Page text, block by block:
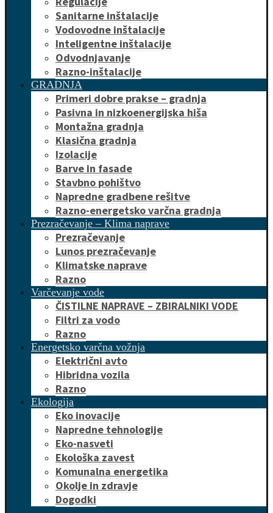
Sanitarne inštalacije
Vodovodne inštalacije
Inteligentne inštalacije
Odvodnjavanje
Razno-inštalacije
GRADNJA
Primeri dobre prakse – gradnja
Pasivna in nizkoenergijska hiša
Montažna gradnja
Klasična gradnja
Izolacije
Barve in fasade
Stavbno pohištvo
Napredne gradbene rešitve
Razno-energetsko varčna gradnja
Prezračevanje – Klima naprave
Prezračevanje
Lunos prezračevanje
Klimatske naprave
Razno
Varčevanje vode
ČISTILNE NAPRAVE – ZBIRALNIKI VODE
Filtri za vodo
Razno
Energetsko varčna vožnja
Električni avto
Hibridna vozila
Razno
Ekologija
Eko inovacije
Napredne tehnologije
Eko-nasveti
Ekološka zavest
Komunalna energetika
Okolje in zdravje
Dogodki